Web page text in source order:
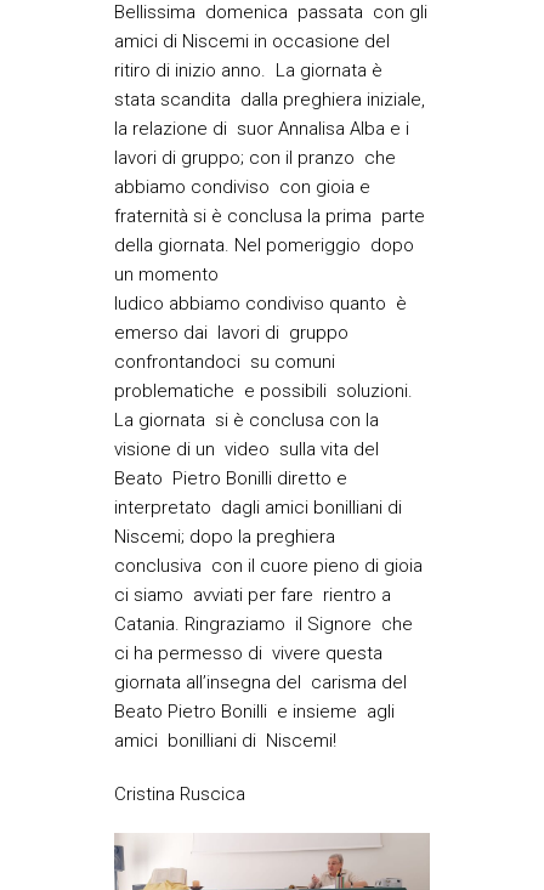
Bellissima domenica passata con gli
amici di Niscemi in occasione del
ritiro di inizio anno. La giornata è
stata scandita dalla preghiera iniziale,
la relazione di suor Annalisa Alba e i
lavori di gruppo; con il pranzo che
abbiamo condiviso con gioia e
fraternità si è conclusa la prima parte
della giornata. Nel pomeriggio dopo
un momento
ludico abbiamo condiviso quanto è
emerso dai lavori di gruppo
confrontandoci su comuni
problematiche e possibili soluzioni.
La giornata si è conclusa con la
visione di un video sulla vita del
Beato Pietro Bonilli diretto e
interpretato dagli amici bonilliani di
Niscemi; dopo la preghiera
conclusiva con il cuore pieno di gioia
ci siamo avviati per fare rientro a
Catania. Ringraziamo il Signore che
ci ha permesso di vivere questa
giornata all’insegna del carisma del
Beato Pietro Bonilli e insieme agli
amici bonilliani di Niscemi!
Cristina Ruscica